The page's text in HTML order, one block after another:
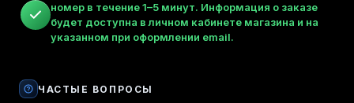
номер в течение 1–5 минут. Информация о заказе
будет доступна в личном кабинете магазина и на
указанном при оформлении email.
ЧАСТЫЕ ВОПРОСЫ